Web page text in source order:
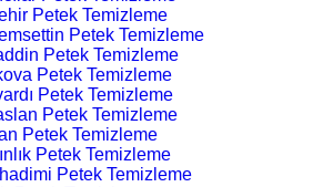
Petek Temizleme
Petek Temizleme
Petek Temizleme
Petek Temizleme
Petek Temizleme
Petek Temizleme
Petek Temizleme
Petek Temizleme
Petek Temizleme